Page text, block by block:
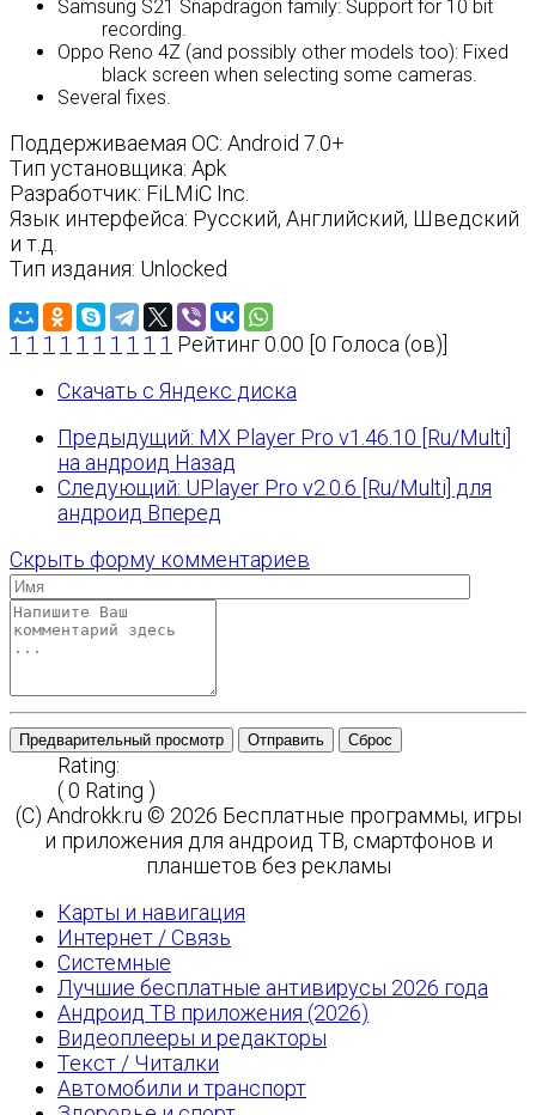
Samsung S21 Snapdragon family: Support for 10 bit
recording.
Oppo Reno 4Z (and possibly other models too): Fixed
black screen when selecting some cameras.
Several fixes.
Поддерживаемая ОС: Android 7.0+
Тип установщика: Apk
Разработчик: FiLMiC Inc.
Язык интерфейса: Русский, Английский, Шведский
и т.д.
Тип издания: Unlocked
1 1 1 1 1 1 1 1 1 1 Рейтинг 0.00 [0 Голоса (ов)]
Скачать с Яндекс диска
Предыдущий: MX Player Pro v1.46.10 [Ru/Multi]
на андроид Назад
Следующий: UPlayer Pro v2.0.6 [Ru/Multi] для
андроид Вперед
Скрыть форму комментариев
Предварительный просмотр Отправить Сброс
Rating:
( 0 Rating )
(C) Androkk.ru © 2026 Бесплатные программы, игры
и приложения для андроид ТВ, смартфонов и
планшетов без рекламы
Карты и навигация
Интернет / Связь
Системные
Лучшие бесплатные антивирусы 2026 года
Андроид ТВ приложения (2026)
Видеоплееры и редакторы
Текст / Читалки
Автомобили и транспорт